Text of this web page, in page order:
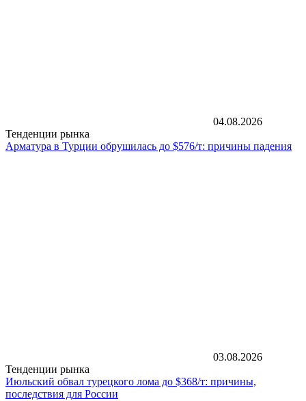
04.08.2026
Тенденции рынка
Арматура в Турции обрушилась до $576/т: причины падения
03.08.2026
Тенденции рынка
Июльский обвал турецкого лома до $368/т: причины,
последствия для России